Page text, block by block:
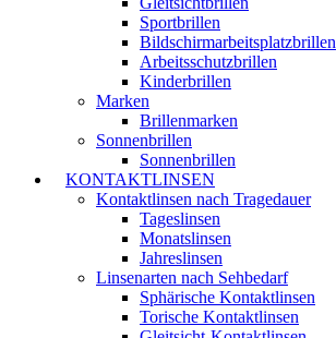
Sportbrillen
Bildschirmarbeitsplatzbrillen
Arbeitsschutzbrillen
Kinderbrillen
Marken
Brillenmarken
Sonnenbrillen
Sonnenbrillen
KONTAKTLINSEN
Kontaktlinsen nach Tragedauer
Tageslinsen
Monatslinsen
Jahreslinsen
Linsenarten nach Sehbedarf
Sphärische Kontaktlinsen
Torische Kontaktlinsen